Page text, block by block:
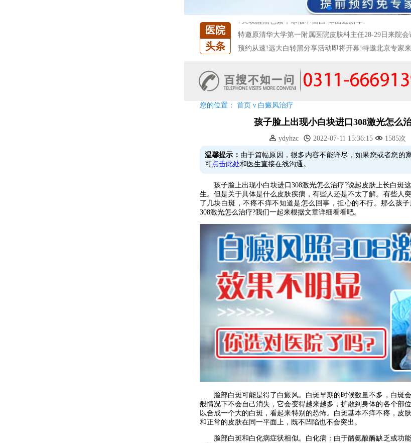
医院
头条
7天唤醒黑色素，寒假不留白 体面迎新年!
特邀原清华大学第一附属医院皮肤科主任28-29日来院会
恭贺伍德镜检查系统成功落户!暑期超强福利点击领取!
欢乐六一 “粽”享端午——彩绘童画世界 留住美丽瞬间
五一关爱全民皮肤健康，到院领取价值2240元白斑诊疗
清明小长假，2022春季白斑抗复发诊疗援助活动开启!
阳春三月·抗白复发——远大白斑抗复发活动开启!
特邀原清华大学第一附属医院皮肤科主任28-29日来院会
恭贺伍德镜检查系统成功落户!暑期超强福利点击领取!
您的位置： 首页 ν 白癜风治疗
孩子脸上出现小白块进口308激光怎么
ydyhzc 2022-07-11 15:36:15 1585次
温馨提示： 由于篇幅原因，很多内容不能详尽，如果您或者您的
可点击此处和医生直接在线沟通。
孩子脸上出现小白块进口308激光怎么治疗?说起皮肤上长白斑
生。但是关于具体是什么皮肤疾病，有些人还是不太了解。有些人
了几块白斑，不疼不痒不知道是怎么回事，担心的不行。那么孩
308激光怎么治疗?我们一起来根据文章详细看看吧。
脸部白斑可能是得了白癜风。白斑早期的时候数量不多，白斑
般情况下不会自己消失，它会变得越来越多，扩散到身体的各个部
以合成一个大的白斑，看起来特别的恐怖。白斑基本不痒不疼，皮
和正常的皮肤在同一平面上，既不凹陷也不会突出。
脸部白斑和白化病症状相似。白化病：由于酪氨酸酶缺乏或功